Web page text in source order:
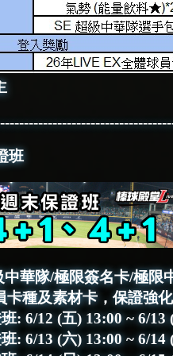
班
中華隊/極限簽名卡/極
種及素材卡，保證強
: 6/12 (五) 13:00 ~ 6/13
: 6/13 (六) 13:00 ~ 6/14